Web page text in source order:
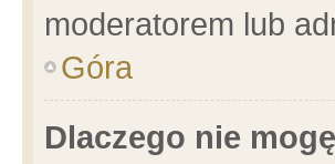
moderatorem lub
Góra
Dlaczego nie